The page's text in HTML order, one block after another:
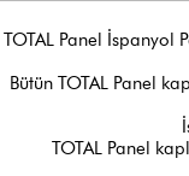
TOTAL Panel İspanyol
Bütün TOTAL Panel
TOTAL Panel